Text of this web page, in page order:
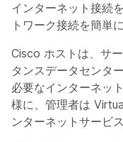
インターネット接続
トワーク接続を簡単
Cisco ホストは、サ
タンスデータセンタ
必要なインターネッ
様に、管理者は
ンターネットサービ